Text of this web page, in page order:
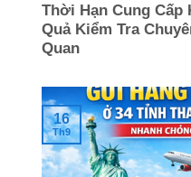
Thời Hạn Cung Cấp
Quả Kiểm Tra
Quan
16
Th9